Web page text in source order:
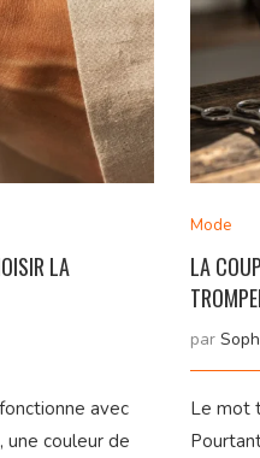
LA
avec
une couleur de
Mode
LA
par
Le mot